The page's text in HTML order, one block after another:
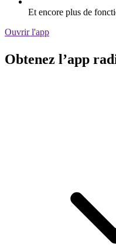
Et encore plus de
Ouvrir l'app
Obtenez l’app